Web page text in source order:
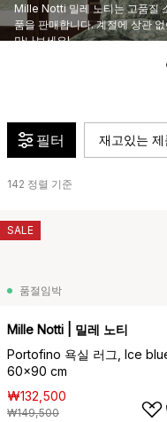
Mille Notti 밀레 노티는 고품질
품을 판매합니다. 계절에 상관
만나보세요!
필터 재고있는 제
142 정렬 기준
품절임박
Mille Notti | 밀레 노티
Portofino 욕실 러그, Ice
60x90 cm
₩132,500
₩149,500
SALE